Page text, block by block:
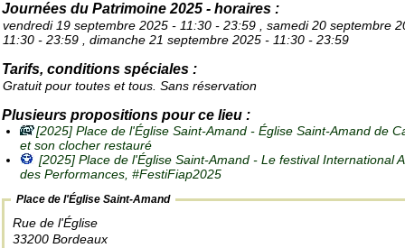
Journées du Patrimoine 2025 - horaires :
vendredi 19 septembre 2025 - 11:30 - 23:59 , samedi 20 septembre
11:30 - 23:59 , dimanche 21 septembre 2025 - 11:30 - 23:59
Tarifs, conditions spéciales :
Gratuit pour toutes et tous. Sans réservation
Plusieurs propositions pour ce lieu :
[2025] Place de l'Église Saint-Amand - Église Saint-Amand de
et son clocher restauré
[2025] Place de l'Église Saint-Amand - Le festival International
des Performances, #FestiFiap2025
Place de l'Église Saint-Amand
Rue de l'Église
33200 Bordeaux